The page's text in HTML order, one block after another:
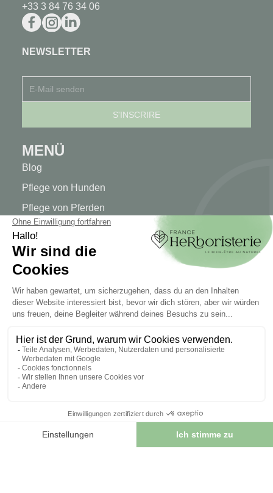
+33 3 84 76 34 06
NEWSLETTER
MENÜ
Blog
Pflege von Hunden
Pflege von Pferden
Alle unsere Marken
MEIN KONTO
Mein Konto
Authentifizierung
Cree su cuenta
Kontaktieren Sie uns
Sitemap